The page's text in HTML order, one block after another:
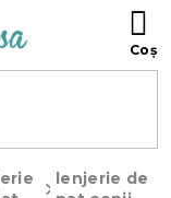
lenjerie de